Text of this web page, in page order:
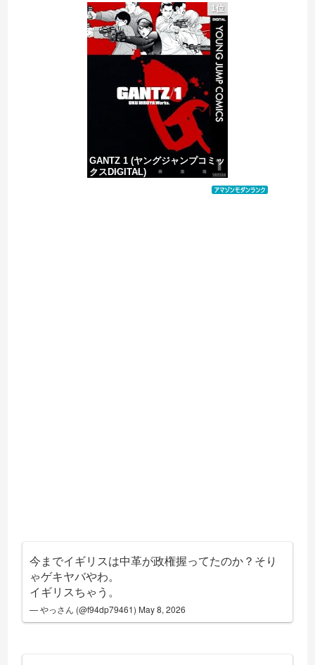
【悲報】コメ卸大手さん、営業利益83％減 高値で買い込んだ米が売れず「損切り祭り」開幕へ
「感動のフィナーレだ」と某野党が達成した偉業に称賛の声が殺到、なんかヒーロー番組の最終回を見ているような気分に……
ジャンポケ斎藤と代理人のやりとり、「地獄すぎて完全にコントになってる……」と衝撃を受ける人が続出中
1位
GANTZ 1 (ヤングジャンプコミッ
クスDIGITAL)
価格：¥100
今までイギリスは中革が政権握ってたのか？そり
ゃゲキヤバやわ。
イギリスちゃう。
— やっさん (@f94dp79461) May 8, 2026